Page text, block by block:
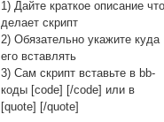
1) Дайте краткое описание
делает скрипт
2) Обязательно укажите куда
его вставлять
3) Сам скрипт вставьте в bb-
коды [сode] [/сode] или в
[quotе] [/quotе]